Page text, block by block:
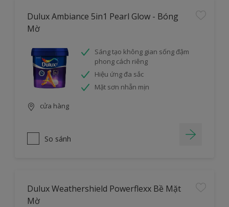
Dulux Ambiance 5in1 Pearl Glow - Bóng
Mờ
Sáng tạo không gian sống đậm
phong cách riêng
Hiệu ứng đa sắc
Mặt sơn nhẵn mịn
cửa hàng
So sánh
Dulux Weathershield Powerflexx Bề Mặt
Mờ